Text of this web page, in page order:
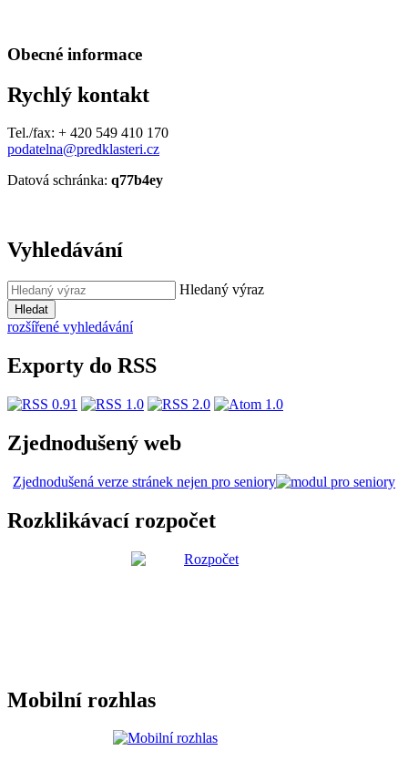
Obecné informace
Rychlý kontakt
Tel./fax: + 420 549 410 170
podatelna@predklasteri.cz
Datová schránka: q77b4ey
Vyhledávání
Hledaný výraz
Hledat
rozšířené vyhledávání
Exporty do RSS
Zjednodušený web
Zjednodušená verze stránek nejen pro seniory
Rozklikávací rozpočet
Mobilní rozhlas